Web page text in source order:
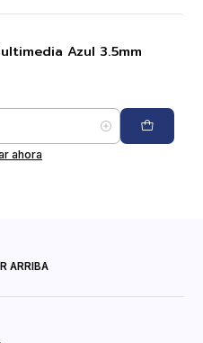
Azul 3.5mm
ahora
ARRIBA